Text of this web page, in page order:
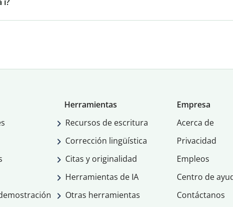
Herramientas
Recursos de escritura
Corrección lingüística
Citas y originalidad
Herramientas de IA
Otras herramientas
Empresa
Acerca de
Privacidad
Empleos
Centro de
Contáctanos